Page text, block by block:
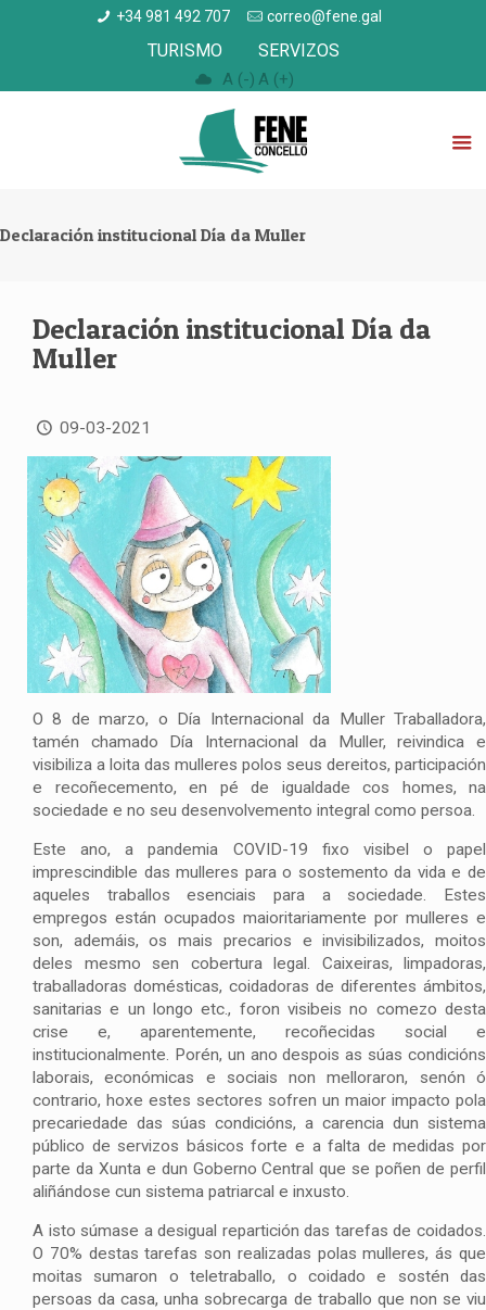
+34 981 492 707 correo@fene.gal
TURISMO SERVIZOS
A (-) A (+)
Declaración institucional Día da Muller
Declaración institucional Día da
Muller
09-03-2021
O 8 de marzo, o Día Internacional da Muller Traballadora,
tamén chamado Día Internacional da Muller, reivindica e
visibiliza a loita das mulleres polos seus dereitos, participación
e recoñecemento, en pé de igualdade cos homes, na
sociedade e no seu desenvolvemento integral como persoa.
Este ano, a pandemia COVID-19 fixo visibel o papel
imprescindible das mulleres para o sostemento da vida e de
aqueles traballos esenciais para a sociedade. Estes
empregos están ocupados maioritariamente por mulleres e
son, ademáis, os mais precarios e invisibilizados, moitos
deles mesmo sen cobertura legal. Caixeiras, limpadoras,
traballadoras domésticas, coidadoras de diferentes ámbitos,
sanitarias e un longo etc., foron visibeis no comezo desta
crise e, aparentemente, recoñecidas social e
institucionalmente. Porén, un ano despois as súas condicións
laborais, económicas e sociais non melloraron, senón ó
contrario, hoxe estes sectores sofren un maior impacto pola
precariedade das súas condicións, a carencia dun sistema
público de servizos básicos forte e a falta de medidas por
parte da Xunta e dun Goberno Central que se poñen de perfil
aliñándose cun sistema patriarcal e inxusto.
A isto súmase a desigual repartición das tarefas de coidados.
O 70% destas tarefas son realizadas polas mulleres, ás que
moitas sumaron o teletraballo, o coidado e sostén das
persoas da casa, unha sobrecarga de traballo que non se viu